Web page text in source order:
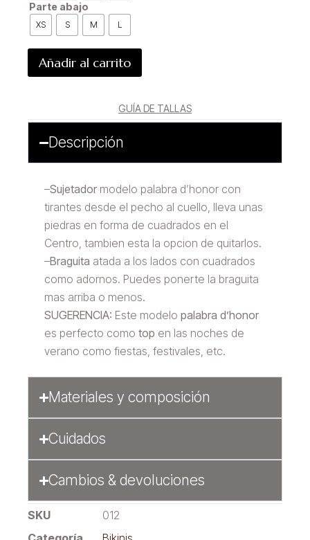
Parte abajo
XS S M L
Añadir al carrito
GUÍA DE TALLAS
Descripción
–Sujetador modelo palabra d’honor con
tirantes desde el pecho al cuello, lleva unas
piedras en forma de cuadrados en el
Centro, tambien esta la opcion de quitarlos.
–Braguita atada a los lados con cuadrados
como adornos. Puedes ponerte la braguita
mas arriba o menos.
SUGERENCIA: Este modelo palabra d’honor
es perfecto como top en las noches de
verano como fiestas, festivales, etc.
Materiales y composición
Cuidados
Cambios & devoluciones
SKU
012